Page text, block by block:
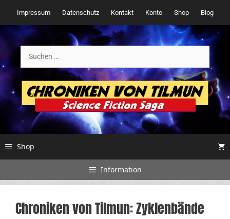
Inhalt
springen
Impressum Datenschutz Kontakt Konto Shop Blog
nach:
Shop
Information
Chroniken von Tilmun: Zyklenbände